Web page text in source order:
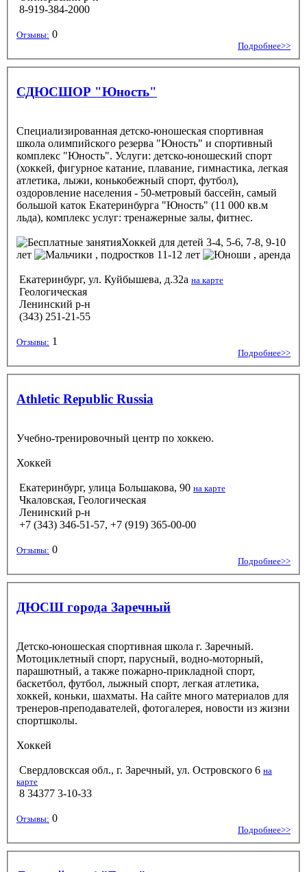
8-919-384-2000
Отзывы: 0
Подробнее>>
СДЮСШОР "Юность"
Специализированная детско-юношеская спортивная
школа олимпийского резерва "Юность" и спортивный
комплекс "Юность". Услуги: детско-юношеский спорт
(хоккей, фигурное катание, плавание, гимнастика, легкая
атлетика, лыжи, конькобежный спорт, футбол),
оздоровление населения - 50-метровый бассейн, самый
большой каток Екатеринбурга "Юность" (11 000 кв.м
льда), комплекс услуг: тренажерные залы, фитнес.
Хоккей для детей 3-4, 5-6, 7-8, 9-10
лет
, подростков 11-12 лет , аренда
Екатеринбург, ул. Куйбышева, д.32а на карте
Геологическая
Ленинский р-н
(343) 251-21-55
Отзывы: 1
Подробнее>>
Athletic Republic Russia
Учебно-тренировочный центр по хоккею.
Хоккей
Екатеринбург, улица Большакова, 90 на карте
Чкаловская, Геологическая
Ленинский р-н
+7 (343) 346-51-57, +7 (919) 365-00-00
Отзывы: 0
Подробнее>>
ДЮСШ города Заречный
Детско-юношеская спортивная школа г. Заречный.
Мотоциклетный спорт, парусный, водно-моторный,
парашютный, а также пожарно-прикладной спорт,
баскетбол, футбол, лыжный спорт, легкая атлетика,
хоккей, коньки, шахматы. На сайте много материалов для
тренеров-преподавателей, фотогалерея, новости из жизни
спортшколы.
Хоккей
Свердловсксая обл., г. Заречный, ул. Островского 6 на
карте
8 34377 3-10-33
Отзывы: 0
Подробнее>>